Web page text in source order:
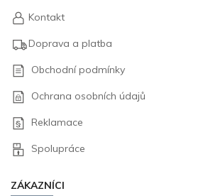
Kontakt
Doprava a platba
Obchodní podmínky
Ochrana osobních údajů
Reklamace
Spolupráce
ZÁKAZNÍCI